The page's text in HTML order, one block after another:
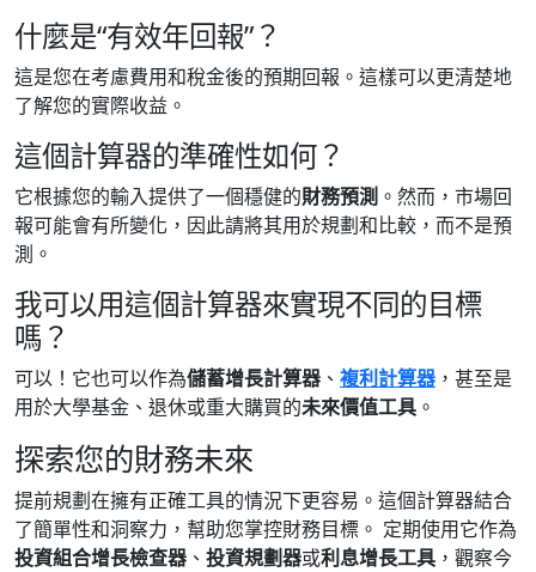
什麼是“有效年回報”？
這是您在考慮費用和稅金後的預期回報。這樣可以更清楚地
了解您的實際收益。
這個計算器的準確性如何？
它根據您的輸入提供了一個穩健的財務預測 。然而，市場回
報可能會有所變化，因此請將其用於規劃和比較，而不是預
測。
我可以用這個計算器來實現不同的目標
嗎？
可以！它也可以作為儲蓄增長計算器 、 複利計算器 ，甚至是
用於大學基金、退休或重大購買的未來價值工具 。
探索您的財務未來
提前規劃在擁有正確工具的情況下更容易。這個計算器結合
了簡單性和洞察力，幫助您掌控財務目標。 定期使用它作為
投資組合增長檢查器 、 投資規劃器或利息增長工具 ，觀察今